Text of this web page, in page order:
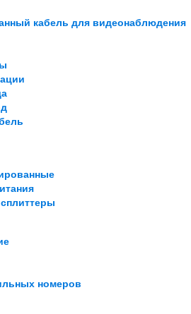
кабель для видеонаблюдения
номеров